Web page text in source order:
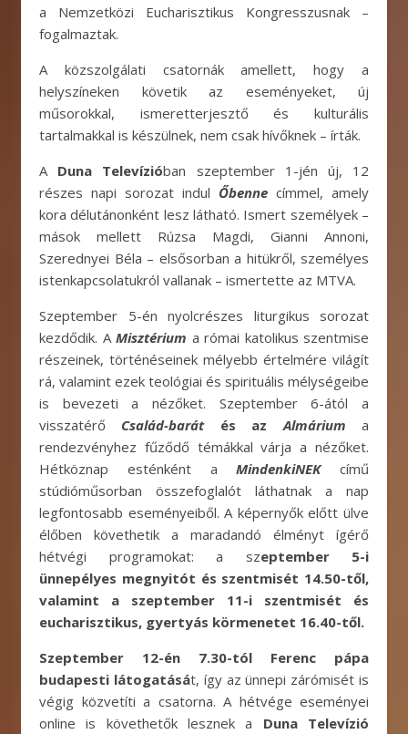
a Nemzetközi Eucharisztikus Kongresszusnak –
fogalmaztak.
A közszolgálati csatornák amellett, hogy a
helyszíneken követik az eseményeket, új
műsorokkal, ismeretterjesztő és kulturális
tartalmakkal is készülnek, nem csak hívőknek – írták.
A Duna Televízióban szeptember 1-jén új, 12
részes napi sorozat indul Őbenne címmel, amely
kora délutánonként lesz látható. Ismert személyek –
mások mellett Rúzsa Magdi, Gianni Annoni,
Szerednyei Béla – elsősorban a hitükről, személyes
istenkapcsolatukról vallanak – ismertette az MTVA.
Szeptember 5-én nyolcrészes liturgikus sorozat
kezdődik. A Misztérium a római katolikus szentmise
részeinek, történéseinek mélyebb értelmére világít
rá, valamint ezek teológiai és spirituális mélységeibe
is bevezeti a nézőket. Szeptember 6-ától a
visszatérő Család-barátés az Almárium a
rendezvényhez fűződő témákkal várja a nézőket.
Hétköznap esténként aMindenkiNEKcímű
stúdióműsorban összefoglalót láthatnak a nap
legfontosabb eseményeiből. A képernyők előtt ülve
élőben követhetik a maradandó élményt ígérő
hétvégi programokat: a szeptember 5-i
ünnepélyes megnyitót és szentmisét 14.50-től,
valamint a szeptember 11-i szentmisét és
eucharisztikus, gyertyás körmenetet 16.40-től.
Szeptember 12-én 7.30-tól Ferenc pápa
budapesti látogatását, így az ünnepi zárómisét is
végig közvetíti a csatorna. A hétvége eseményei
online is követhetők lesznek a Duna Televízió